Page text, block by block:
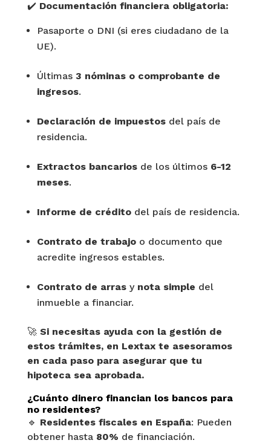
✔️ Documentación financiera obligatoria:
Pasaporte o DNI (si eres ciudadano de la
UE).
Últimas 3 nóminas o comprobante de
ingresos.
Declaración de impuestosdel país de
residencia.
Extractos bancariosde los últimos 6-12
meses.
Informe de créditodel país de residencia.
Contrato de trabajoo documento que
acredite ingresos estables.
Contrato de arrasy nota simple del
inmueble a financiar.
🚀 Si necesitas ayuda con la gestión de
estos trámites, en Lextax te asesoramos
en cada paso para asegurar que tu
hipoteca sea aprobada.
¿Cuánto dinero financian los bancos para
no residentes?
🔹 Residentes fiscales en España: Pueden
obtener hasta 80% de financiación.